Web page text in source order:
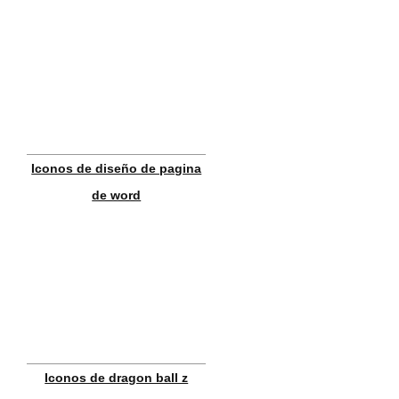
Iconos de diseño de pagina
de word
Iconos de dragon ball z